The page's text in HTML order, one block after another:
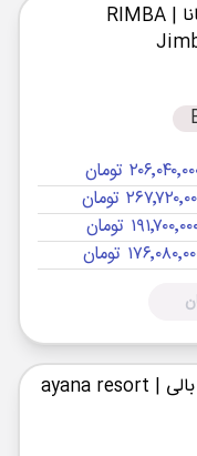
| RIMBA
تومان
تومان
تومان
تومان
| ayana resort